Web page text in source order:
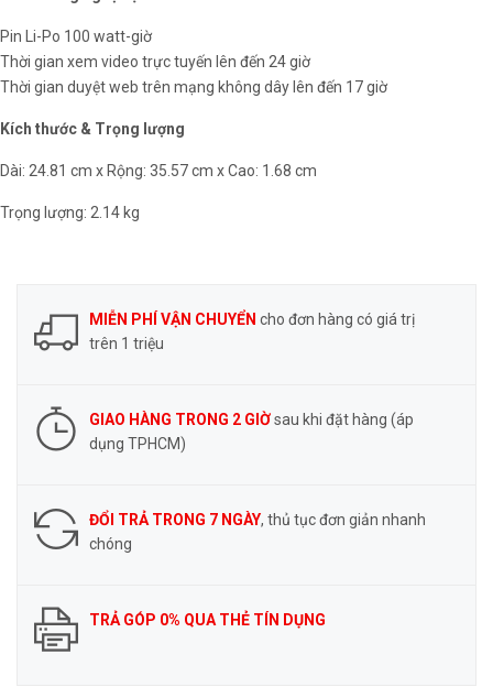
Pin Li-Po 100 watt-giờ
Thời gian xem video trực tuyến lên đến 24 giờ
Thời gian duyệt web trên mạng không dây lên đến 17 giờ
Kích thước & Trọng lượng
Dài: 24.81 cm x Rộng: 35.57 cm x Cao: 1.68 cm
Trọng lượng: 2.14 kg
MIỄN PHÍ VẬN CHUYỂN cho đơn hàng có giá trị
trên 1 triệu
GIAO HÀNG TRONG 2 GIỜsau khi đặt hàng (áp
dụng TPHCM)
ĐỔI TRẢ TRONG 7 NGÀY, thủ tục đơn giản nhanh
chóng
TRẢ GÓP 0% QUA THẺ TÍN DỤNG